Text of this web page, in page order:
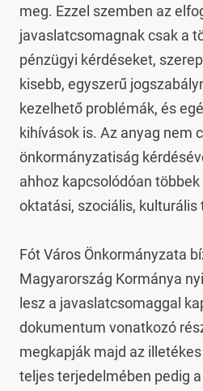
meg. Ezzel szemben az
javaslatcsomagnak csak a
pénzügyi kérdéseket,
kisebb, egyszerű
kezelhető problémák, és
kihívások is. Az anyag nem
önkormányzatiság
ahhoz kapcsolódóan
oktatási, szociális, kulturális
Fót Város Önkormányzata
Magyarország Kormánya
lesz a javaslatcsomaggal
dokumentum vonatkozó
megkapják majd az
teljes terjedelmében pedig